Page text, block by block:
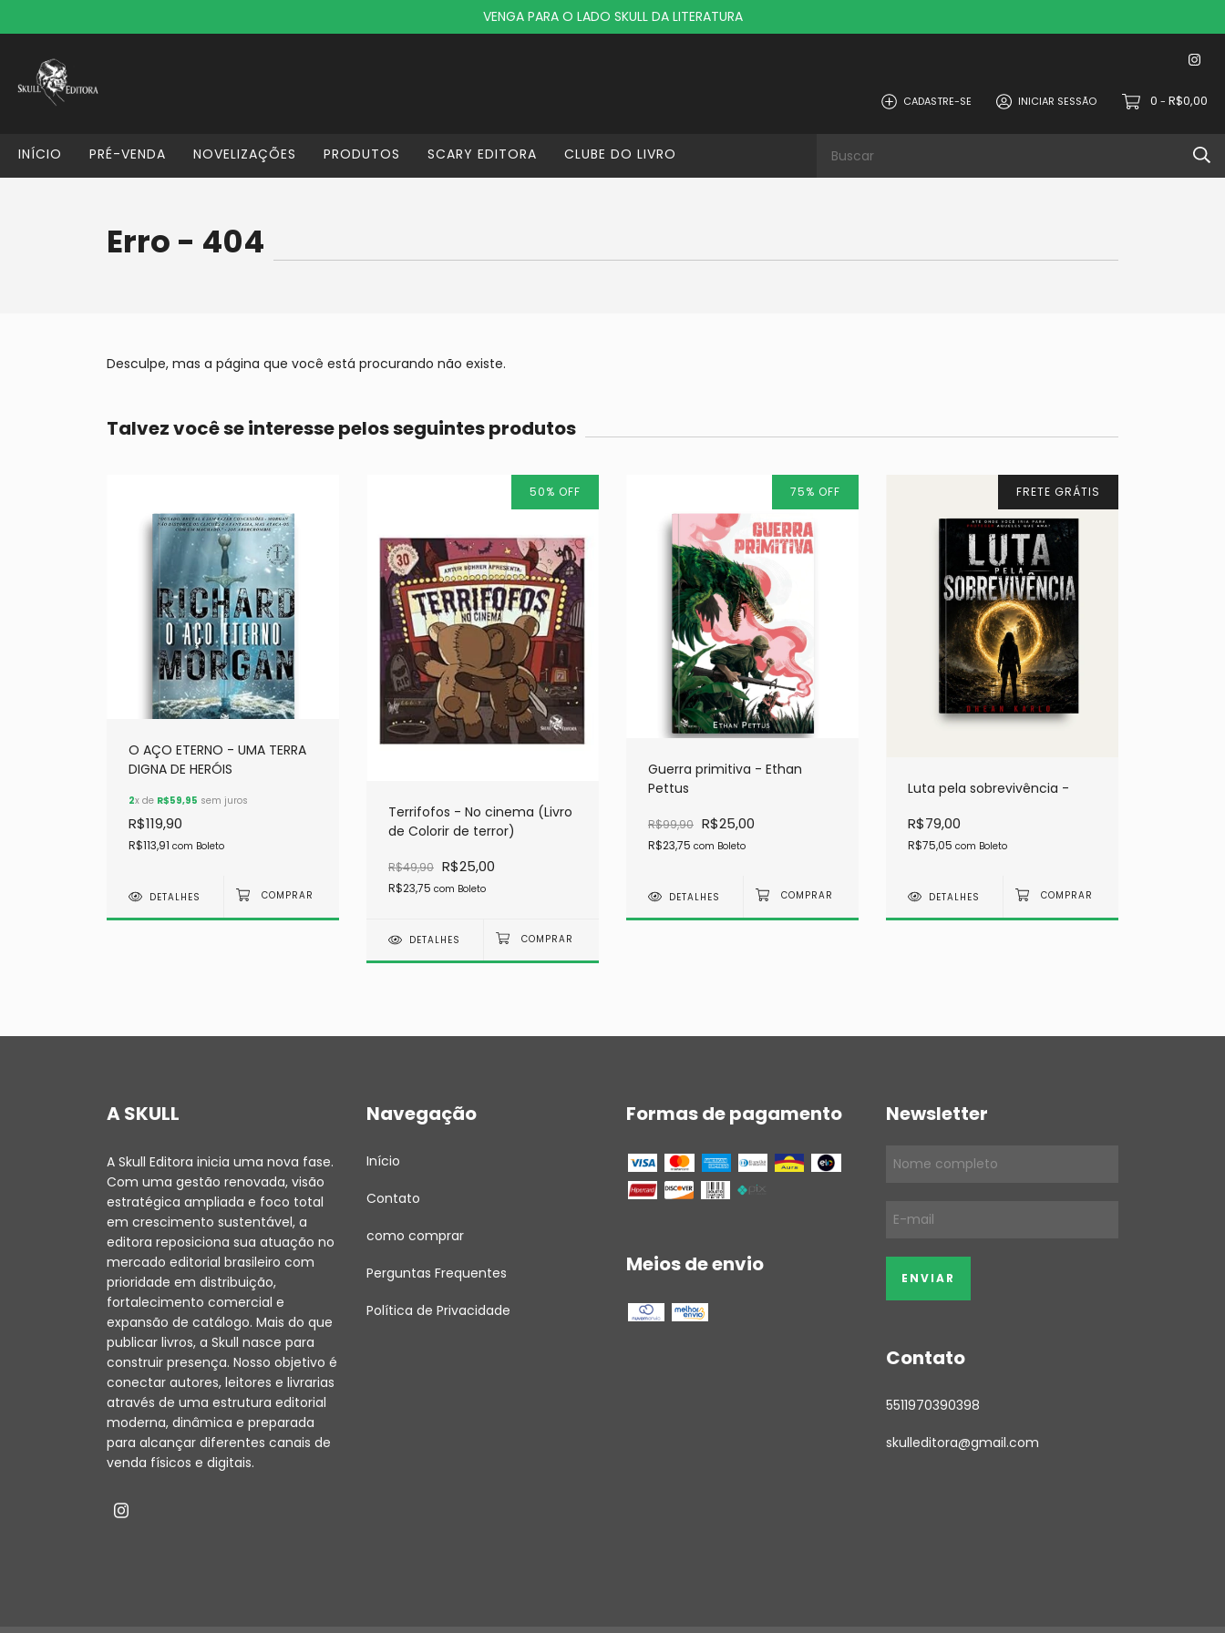
VENGA PARA O LADO SKULL DA LITERATURA
CADASTRE-SE INICIAR SESSÃO 0 - R$0,00
INÍCIO PRÉ-VENDA NOVELIZAÇÕES PRODUTOS SCARY EDITORA CLUBE DO LIVRO
Erro - 404
Desculpe, mas a página que você está procurando não existe.
Talvez você se interesse pelos seguintes produtos
O AÇO ETERNO - UMA TERRA
DIGNA DE HERÓIS
2x de R$59,95 sem juros
R$119,90
R$113,91 com Boleto
DETALHES
50% OFF
Terrifofos - No cinema (Livro
de Colorir de terror)
R$49,90 R$25,00
R$23,75 com Boleto
DETALHES
75% OFF
Guerra primitiva - Ethan
Pettus
R$99,90 R$25,00
R$23,75 com Boleto
DETALHES
FRETE GRÁTIS
Luta pela sobrevivência -
R$79,00
R$75,05 com Boleto
DETALHES
A SKULL
A Skull Editora inicia uma nova fase.
Com uma gestão renovada, visão
estratégica ampliada e foco total
em crescimento sustentável, a
editora reposiciona sua atuação no
mercado editorial brasileiro com
prioridade em distribuição,
fortalecimento comercial e
expansão de catálogo. Mais do que
publicar livros, a Skull nasce para
construir presença. Nosso objetivo é
conectar autores, leitores e livrarias
através de uma estrutura editorial
moderna, dinâmica e preparada
para alcançar diferentes canais de
venda físicos e digitais.
Navegação
Início
Contato
como comprar
Perguntas Frequentes
Política de Privacidade
Formas de pagamento
Meios de envio
Newsletter
Contato
5511970390398
skulleditora@gmail.com